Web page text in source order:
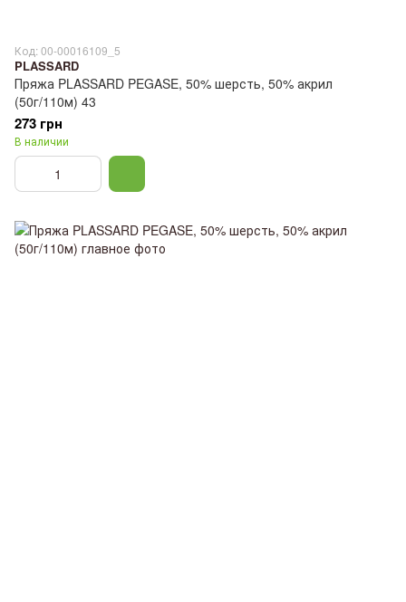
Код: 00-00016109_5
PLASSARD
Пряжа PLASSARD PEGASE, 50% шерсть, 50% акрил
(50г/110м) 43
273 грн
В наличии